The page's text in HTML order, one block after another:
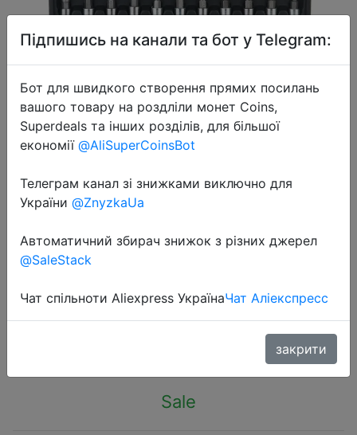
2023-10-18
46pcs Car Repair Tool Kit 1/4-Inch
Socket Set Car Repair Tool Ratchet
Torque Wrench Combo Auto
Sale
Підпишись на канали та бот у Telegram:
Бот для швидкого створення прямих посилань
вашого товару на роздліли монет Coins,
Superdeals та інших розділів, для більшої
економії @AliSuperCoinsBot
Телеграм канал зі знижками виключно для
України @ZnyzkaUa
Автоматичний збирач знижок з різних джерел
@SaleStack
Чат спільноти Aliexpress УкраїнаЧат Аліекспресс
закрити